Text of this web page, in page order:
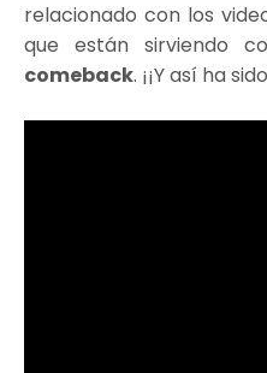
relacionado con los
que están sirviendo
comeback. ¡¡Y así ha